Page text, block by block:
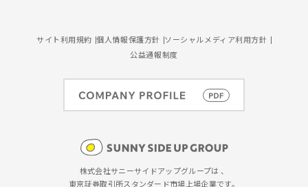
サイト利用規約 個人情報保護方針 ソーシャルメディア利用方針
公益通報制度
株式会社サニーサイドアップグループは 、
東京証券取引所スタンダード市場上場企業です。